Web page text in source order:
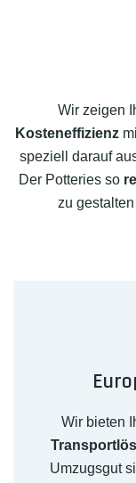
Wir zeigen
Kosteneffizienz
speziell darauf
Der Potteries so
zu
Wir bieten
Umzugsgut